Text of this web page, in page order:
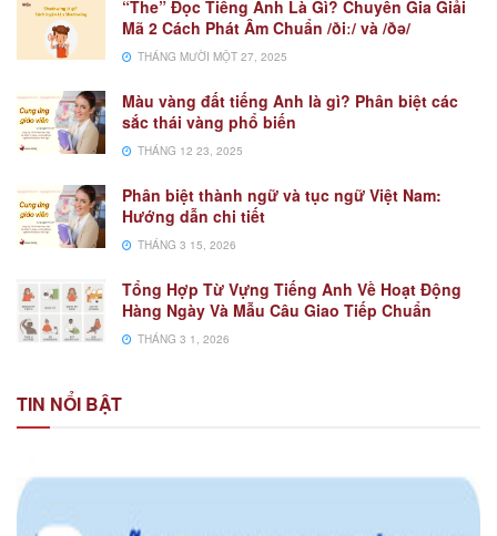
“The” Đọc Tiếng Anh Là Gì? Chuyên Gia Giải
Mã 2 Cách Phát Âm Chuẩn /ðiː/ và /ðə/
THÁNG MƯỜI MỘT 27, 2025
Màu vàng đất tiếng Anh là gì? Phân biệt các
sắc thái vàng phổ biến
THÁNG 12 23, 2025
Phân biệt thành ngữ và tục ngữ Việt Nam:
Hướng dẫn chi tiết
THÁNG 3 15, 2026
Tổng Hợp Từ Vựng Tiếng Anh Về Hoạt Động
Hàng Ngày Và Mẫu Câu Giao Tiếp Chuẩn
THÁNG 3 1, 2026
TIN NỔI BẬT